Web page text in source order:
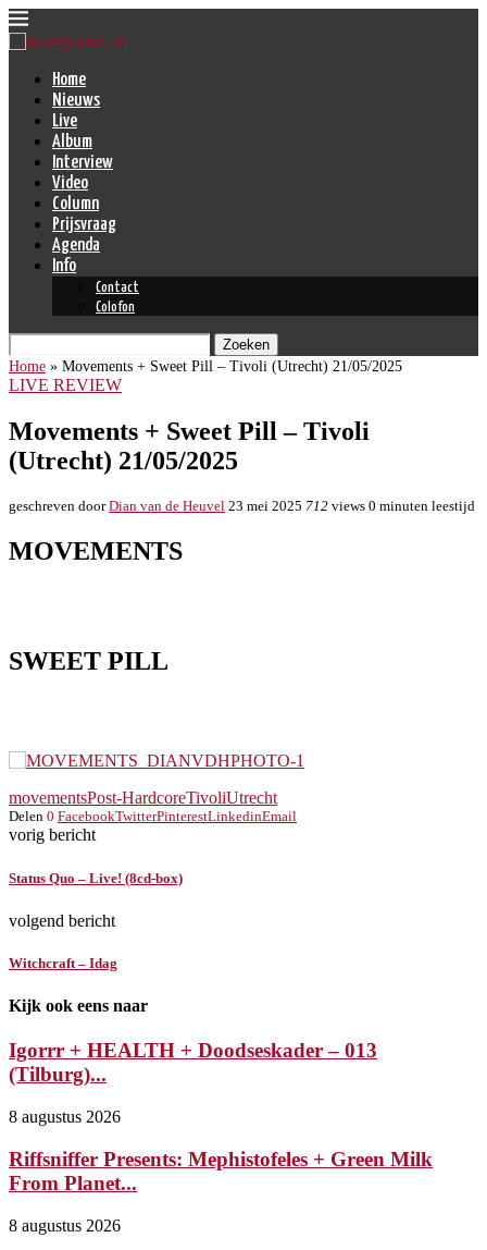
Home
Nieuws
Live
Album
Interview
Video
Column
Prijsvraag
Agenda
Info
Contact
Colofon
Zoeken
Home » Movements + Sweet Pill – Tivoli (Utrecht) 21/05/2025
LIVE REVIEW
Movements + Sweet Pill – Tivoli
(Utrecht) 21/05/2025
geschreven doorDian van de Heuvel 23 mei 2025 712 views 0 minuten leestijd
MOVEMENTS
SWEET PILL
movementsPost-HardcoreTivoliUtrecht
Delen 0 FacebookTwitterPinterestLinkedinEmail
vorig bericht
Status Quo – Live! (8cd-box)
volgend bericht
Witchcraft – Idag
Kijk ook eens naar
Igorrr + HEALTH + Doodseskader – 013
(Tilburg)...
8 augustus 2026
Riffsniffer Presents: Mephistofeles + Green Milk
From Planet...
8 augustus 2026